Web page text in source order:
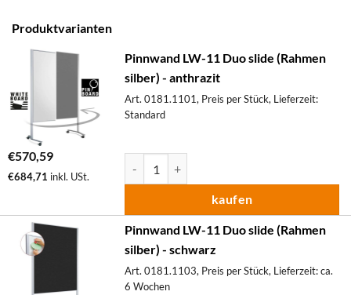
Produktvarianten
Pinnwand LW-11 Duo slide (Rahmen
silber) - anthrazit
Art. 0181.1101, Preis per Stück, Lieferzeit:
Standard
€570,59
€684,71 inkl. USt.
kaufen
Pinnwand LW-11 Duo slide (Rahmen
silber) - schwarz
Art. 0181.1103, Preis per Stück, Lieferzeit: ca.
6 Wochen